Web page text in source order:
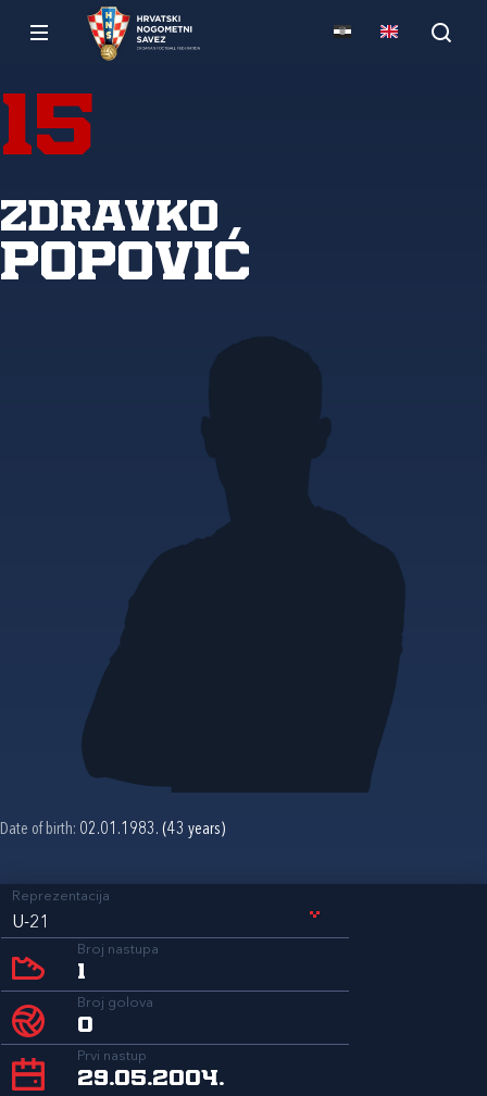
15
Zdravko
Popović
Date of birth: 02.01.1983. (43 years)
Reprezentacija
U-21
Broj nastupa
1
Broj golova
0
Prvi nastup
29.05.2004.